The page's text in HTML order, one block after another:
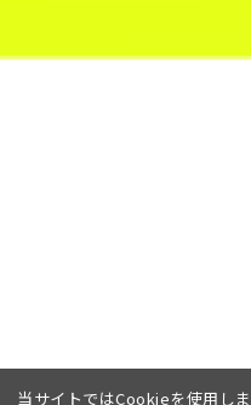
当サイトではCookieを使用し